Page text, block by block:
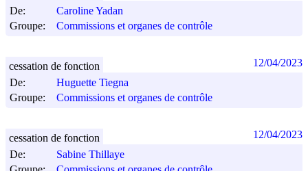
De:
Caroline Yadan
Groupe:
Commissions et organes de contrôle
De:
Huguette Tiegna
Groupe:
Commissions et organes de contrôle
cessation de fonction 12/04/2023
De:
Sabine Thillaye
cessation de fonction 12/04/2023